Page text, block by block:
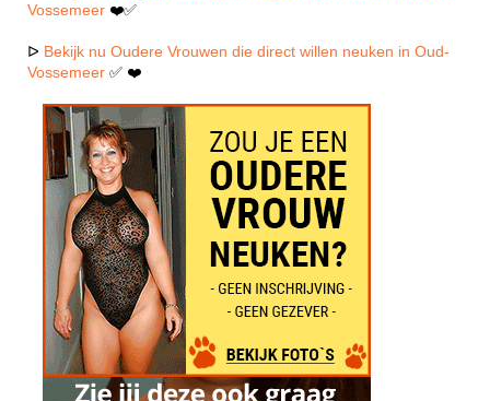
Vossemeer ❤️✅
ᐅ Bekijk nu Oudere Vrouwen die direct willen neuken in Oud-
Vossemeer ✅ ❤️